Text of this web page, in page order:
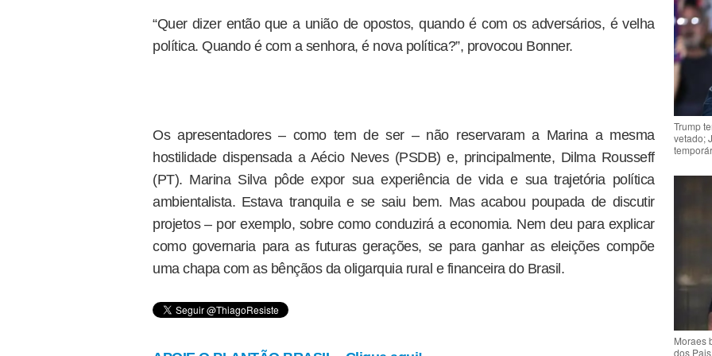
“Quer dizer então que a união de opostos, quando é com os adversários, é velha
política. Quando é com a senhora, é nova política?”, provocou Bonner.
Os apresentadores – como tem de ser – não reservaram a Marina a mesma
hostilidade dispensada a Aécio Neves (PSDB) e, principalmente, Dilma Rousseff
(PT). Marina Silva pôde expor sua experiência de vida e sua trajetória política
ambientalista. Estava tranquila e se saiu bem. Mas acabou poupada de discutir
projetos – por exemplo, sobre como conduzirá a economia. Nem deu para explicar
como governaria para as futuras gerações, se para ganhar as eleições compõe
uma chapa com as bênçãos da oligarquia rural e financeira do Brasil.
Trump
vetado;
Moraes
dos Pais